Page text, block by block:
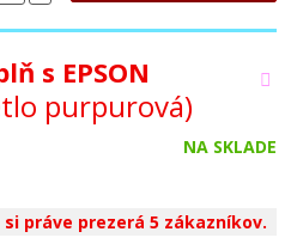
s EPSON
purpurová)
NA SKLADE
práve prezerá 5 zákazníkov.